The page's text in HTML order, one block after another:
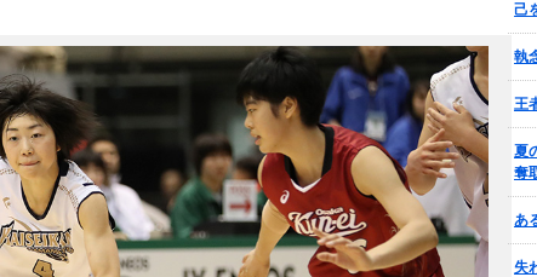
己
執
王
夏
奪
あ
失